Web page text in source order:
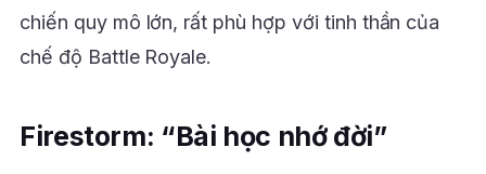
chiến quy mô lớn, rất phù hợp với tinh thần của
chế độ Battle Royale.
Firestorm: “Bài học nhớ đời”